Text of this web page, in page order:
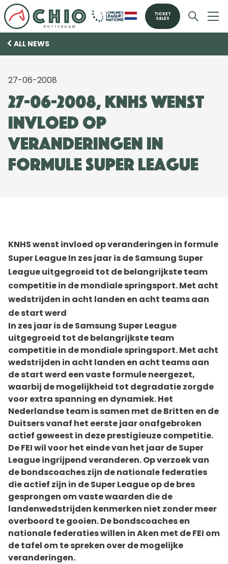
TICKET
SALES
ALL NEWS
27-06-2008
27-06-2008, KNHS wenst
invloed op
veranderingen in
formule Super League
KNHS wenst invloed op veranderingen in formule
Super League In zes jaar is de Samsung Super
League uitgegroeid tot de belangrijkste team
competitie in de mondiale springsport. Met acht
wedstrijden in acht landen en acht teams aan
de start werd
In zes jaar is de Samsung Super League
uitgegroeid tot de belangrijkste team
competitie in de mondiale springsport. Met acht
wedstrijden in acht landen en acht teams aan
de start werd een vaste formule neergezet,
waarbij de mogelijkheid tot degradatie zorgde
voor extra spanning en dynamiek. Het
Nederlandse team is samen met de Britten en de
Duitsers vanaf het eerste jaar onafgebroken
actief geweest in deze prestigieuze competitie.
De FEI wil voor het einde van het jaar de Super
League ingrijpend veranderen. Op verzoek van
de bondscoaches zijn de nationale federaties
die actief zijn in de Super League op de bres
gesprongen om vaste waarden die de
landenwedstrijden kenmerken niet zonder meer
overboord te gooien. De bondscoaches en
nationale federaties willen in Aken met de FEI om
de tafel om te spreken over de mogelijke
veranderingen.